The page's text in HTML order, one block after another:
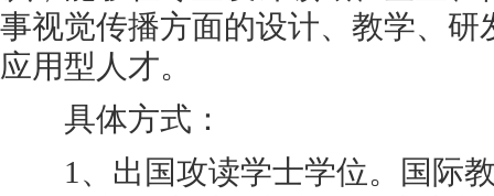
事视觉传播方面的设计、教学、研
应用型人才。
具体方式：
1、出国攻读学士学位。国际教